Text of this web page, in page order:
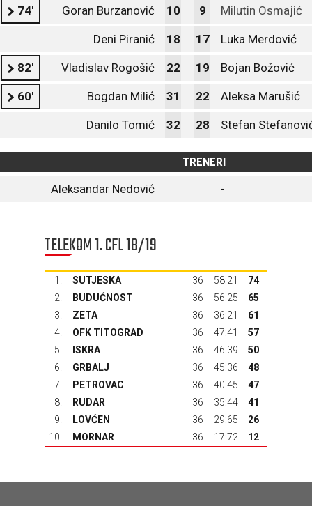
74' Goran Burzanović 10 9 Milutin Osmajić
Deni Piranić 18 17 Luka Merdović
82' Vladislav Rogošić 22 19 Bojan Božović
60' Bogdan Milić 31 22 Aleksa Marušić
Danilo Tomić 32 28 Stefan
TRENERI
Aleksandar Nedović
-
TELEKOM 1. CFL 18/19
1. SUTJESKA 36 58:21
74
2.
BUDUĆNOST 36 56:25
65
3.
ZETA 36 36:21
61
4.
OFK TITOGRAD 36 47:41
57
5.
ISKRA 36 46:39
50
6.
GRBALJ 36 45:36
48
7.
PETROVAC 36 40:45
47
8.
RUDAR 36 35:44
41
9.
LOVĆEN 36 29:65
26
10.
MORNAR 36 17:72 12